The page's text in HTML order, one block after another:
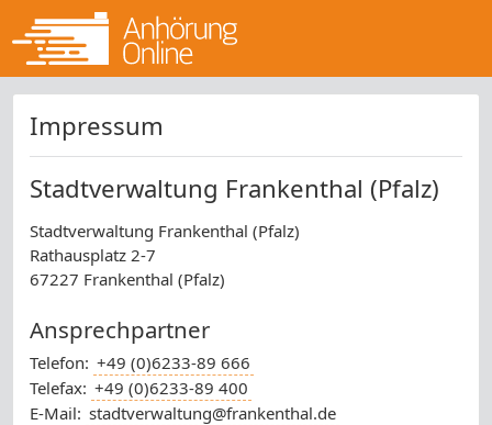
Impressum
Stadtverwaltung Frankenthal (Pfalz)
Stadtverwaltung Frankenthal (Pfalz)
Rathausplatz 2-7
67227 Frankenthal (Pfalz)
Ansprechpartner
Telefon: +49 (0)6233-89 666
Telefax: +49 (0)6233-89 400
E-Mail: stadtverwaltung@frankenthal.de